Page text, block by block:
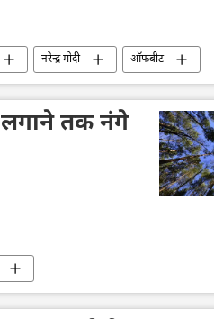
नरेन्द्र मोदी
ऑफबीट
तक नंगे